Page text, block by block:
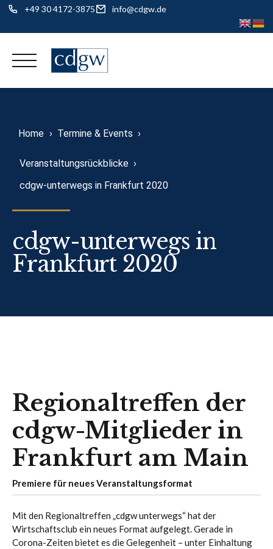
+49 30 4172-3875 info@cdgw.de
Skip
Home › Termine & Events ›
Veranstaltungsrückblicke ›
cdgw-unterwegs in Frankfurt 2020
cdgw-unterwegs in
Frankfurt 2020
Regionaltreffen der
cdgw-Mitglieder in
Frankfurt am Main
Premiere für neues Veranstaltungsformat
Mit den Regionaltreffen „cdgw unterwegs“ hat der
Wirtschaftsclub ein neues Format aufgelegt. Gerade in
Corona-Zeiten bietet es die Gelegenheit – unter Einhaltung